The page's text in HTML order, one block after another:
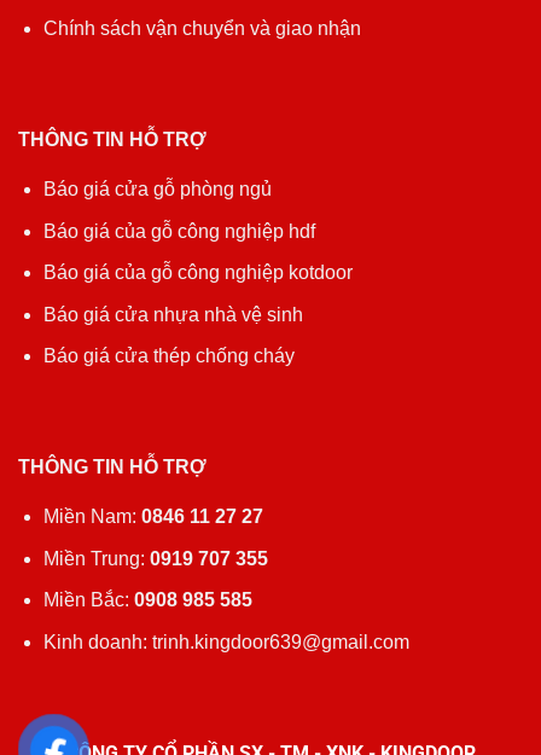
Chính sách vận chuyển và giao nhận
THÔNG TIN HỖ TRỢ
Báo giá cửa gỗ phòng ngủ
Báo giá của gỗ công nghiệp hdf
Báo giá của gỗ công nghiệp kotdoor
Báo giá cửa nhựa nhà vệ sinh
Báo giá cửa thép chống cháy
THÔNG TIN HỖ TRỢ
Miền Nam: 0846 11 27 27
Miền Trung: 0919 707 355
Miền Bắc: 0908 985 585
Kinh doanh: trinh.kingdoor639@gmail.com